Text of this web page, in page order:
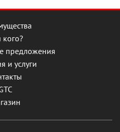
кого?
предложения
и услуги